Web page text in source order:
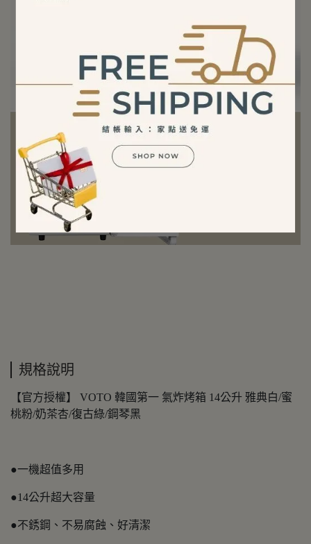
規格說明
【官方授權】 VOTO 韓國第一 氣炸烤箱 14公升 雅典白/蜜
桃粉/奶茶杏/復古綠/鋼琴黑
●一機超值多用
●14公升超大容量
●不銹鋼、不易腐蝕、好清潔